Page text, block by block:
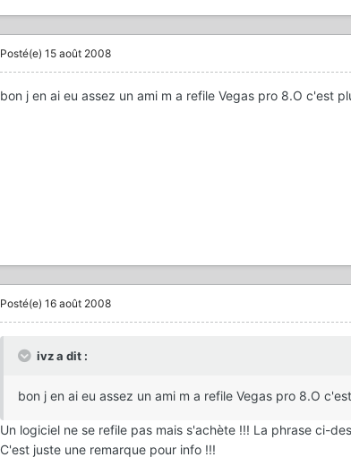
Posté(e) 15 août 2008
bon j en ai eu assez un ami m a refile Vegas pro 8.O c'est
Posté(e) 16 août 2008
ivz a dit :
bon j en ai eu assez un ami m a refile Vegas pro 8.O
Un logiciel ne se refile pas mais s'achète !!! La phrase ci-
C'est juste une remarque pour info !!!